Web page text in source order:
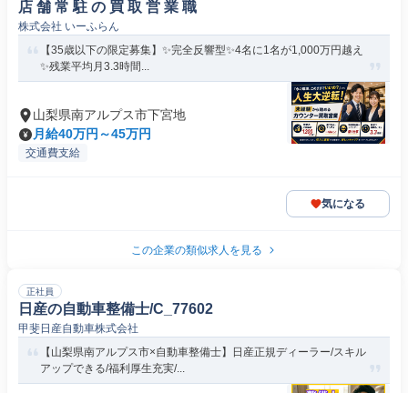
店 舗 常 駐 の 買 取 営 業 職
株式会社 いーふらん
【35歳以下の限定募集】✨完全反響型✨4名に1名が1,000万円越え
✨残業平均月3.3時間...
山梨県南アルプス市下宮地
月給40万円～45万円
交通費支給
気になる
この企業の類似求人を見る
正社員
日産の自動車整備士/C_77602
甲斐日産自動車株式会社
【山梨県南アルプス市×自動車整備士】日産正規ディーラー/スキル
アップできる/福利厚生充実/...